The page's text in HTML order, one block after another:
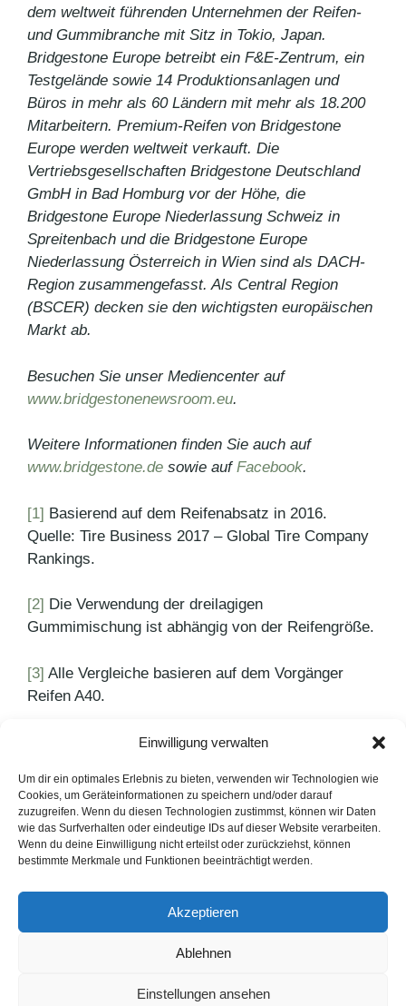
Einwilligung verwalten
Um dir ein optimales Erlebnis zu bieten, verwenden wir Technologien wie
Cookies, um Geräteinformationen zu speichern und/oder darauf
zuzugreifen. Wenn du diesen Technologien zustimmst, können wir Daten
wie das Surfverhalten oder eindeutige IDs auf dieser Website verarbeiten.
Wenn du deine Einwilligung nicht erteilst oder zurückziehst, können
bestimmte Merkmale und Funktionen beeinträchtigt werden.
Akzeptieren
Ablehnen
Einstellungen ansehen
dem weltweit führenden Unternehmen der Reifen-
und Gummibranche mit Sitz in Tokio, Japan.
Bridgestone Europe betreibt ein F&E-Zentrum, ein
Testgelände sowie 14 Produktionsanlagen und
Büros in mehr als 60 Ländern mit mehr als 18.200
Mitarbeitern. Premium-Reifen von Bridgestone
Europe werden weltweit verkauft. Die
Vertriebsgesellschaften Bridgestone Deutschland
GmbH in Bad Homburg vor der Höhe, die
Bridgestone Europe Niederlassung Schweiz in
Spreitenbach und die Bridgestone Europe
Niederlassung Österreich in Wien sind als DACH-
Region zusammengefasst. Als Central Region
(BSCER) decken sie den wichtigsten europäischen
Markt ab.
Besuchen Sie unser Mediencenter auf
www.bridgestonenewsroom.eu.
Weitere Informationen finden Sie auch auf
www.bridgestone.de sowie auf Facebook.
[1] Basierend auf dem Reifenabsatz in 2016.
Quelle: Tire Business 2017 – Global Tire Company
Rankings.
[2] Die Verwendung der dreilagigen
Gummimischung ist abhängig von der Reifengröße.
[3] Alle Vergleiche basieren auf dem Vorgänger
Reifen A40.
,Pressemitteilungen
Schlagwörter
Bridgestone,PUNKT PR
Frische Früchte ins Glas
Frischer Wind bei Fisherman’s Friend
FAQ